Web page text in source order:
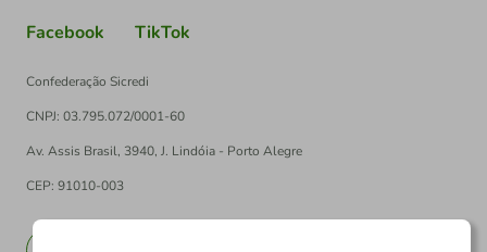
Facebook TikTok
Confederação Sicredi
CNPJ: 03.795.072/0001-60
Av. Assis Brasil, 3940, J. Lindóia - Porto Alegre
CEP: 91010-003